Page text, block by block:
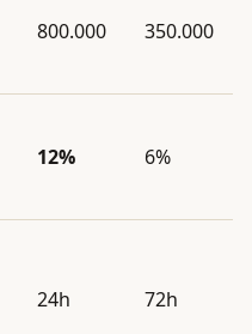
800.000 350.000
12% 6%
24h 72h